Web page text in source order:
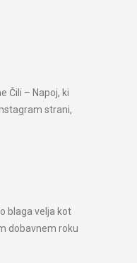
Čili – Napoj, ki
strani,
blaga velja kot
dobavnem roku